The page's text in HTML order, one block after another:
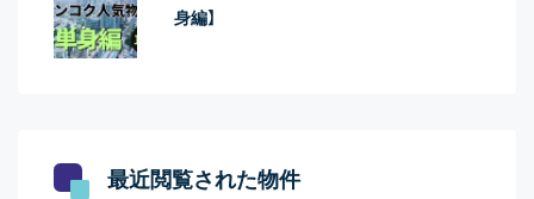
身編】
最近閲覧された物件